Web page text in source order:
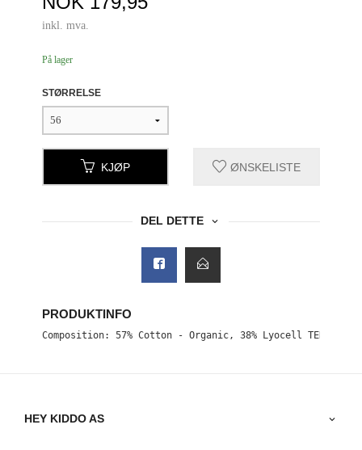
inkl. mva.
På lager
STØRRELSE
KJØP ØNSKELISTE
DEL DETTE
PRODUKTINFO
Composition: 57% Cotton - Organic, 38% Lyocell TENCEL™,
HEY KIDDO AS